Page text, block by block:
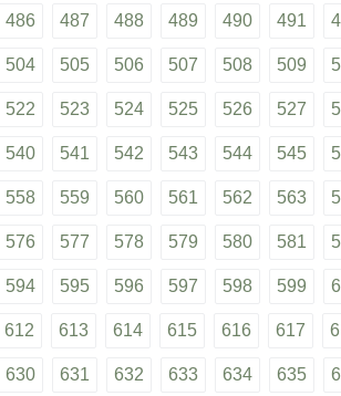
486 487 488 489 490 491
504 505 506 507 508 509
522 523 524 525 526 527
540 541 542 543 544 545
558 559 560 561 562 563
576 577 578 579 580 581
594 595 596 597 598 599
612 613 614 615 616 617
630 631 632 633 634 635